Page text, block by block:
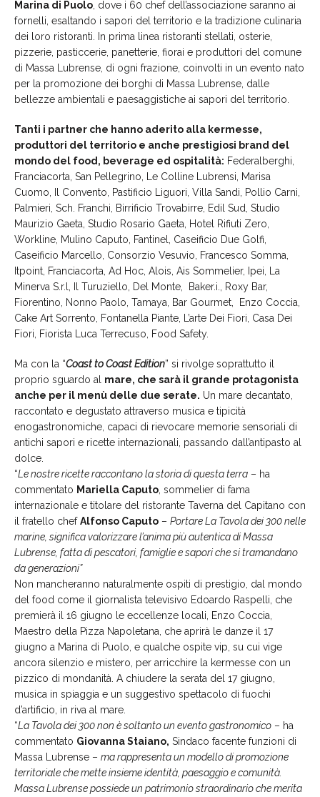
Marina di Puolo , dove i 60 chef dell’associazione saranno ai
fornelli, esaltando i sapori del territorio e la tradizione culinaria
dei loro ristoranti. In prima linea ristoranti stellati, osterie,
pizzerie, pasticcerie, panetterie, fiorai e produttori del comune
di Massa Lubrense, di ogni frazione, coinvolti in un evento nato
per la promozione dei borghi di Massa Lubrense, dalle
bellezze ambientali e paesaggistiche ai sapori del territorio.
Tanti i partner che hanno aderito alla kermesse,
produttori del territorio e anche prestigiosi brand del
mondo del food, beverage ed ospitalità: Federalberghi,
Franciacorta, San Pellegrino, Le Colline Lubrensi, Marisa
Cuomo, Il Convento, Pastificio Liguori, Villa Sandi, Pollio Carni,
Palmieri, Sch. Franchi, Birrificio Trovabirre, Edil Sud, Studio
Maurizio Gaeta, Studio Rosario Gaeta, Hotel Rifiuti Zero,
Workline, Mulino Caputo, Fantinel, Caseificio Due Golfi,
Caseificio Marcello, Consorzio Vesuvio, Francesco Somma,
Itpoint, Franciacorta, Ad Hoc, Alois, Ais Sommelier, Ipei, La
Minerva S.r.l, Il Turuziello, Del Monte, Baker.i., Roxy Bar,
Fiorentino, Nonno Paolo, Tamaya, Bar Gourmet, Enzo Coccia,
Cake Art Sorrento, Fontanella Piante, L’arte Dei Fiori, Casa Dei
Fiori, Fiorista Luca Terrecuso, Food Safety.
Ma con la “Coast to Coast Edition” si rivolge soprattutto il
proprio sguardo al mare, che sarà il grande protagonista
anche per il menù delle due serate. Un mare decantato,
raccontato e degustato attraverso musica e tipicità
enogastronomiche, capaci di rievocare memorie sensoriali di
antichi sapori e ricette internazionali, passando dall’antipasto al
dolce.
“Le nostre ricette raccontano la storia di questa terra – ha
commentato Mariella Caputo , sommelier di fama
internazionale e titolare del ristorante Taverna del Capitano con
il fratello chefAlfonso Caputo – Portare La Tavola dei 300 nelle
marine, significa valorizzare l’anima più autentica di Massa
Lubrense, fatta di pescatori, famiglie e sapori che si tramandano
da generazioni”
Non mancheranno naturalmente ospiti di prestigio, dal mondo
del food come il giornalista televisivo Edoardo Raspelli, che
premierà il 16 giugno le eccellenze locali, Enzo Coccia,
Maestro della Pizza Napoletana, che aprirà le danze il 17
giugno a Marina di Puolo, e qualche ospite vip, su cui vige
ancora silenzio e mistero, per arricchire la kermesse con un
pizzico di mondanità. A chiudere la serata del 17 giugno,
musica in spiaggia e un suggestivo spettacolo di fuochi
d’artificio, in riva al mare.
“La Tavola dei 300 non è soltanto un evento gastronomico – ha
commentato Giovanna Staiano, Sindaco facente funzioni di
Massa Lubrense – ma rappresenta un modello di promozione
territoriale che mette insieme identità, paesaggio e comunità.
Massa Lubrense possiede un patrimonio straordinario che merita